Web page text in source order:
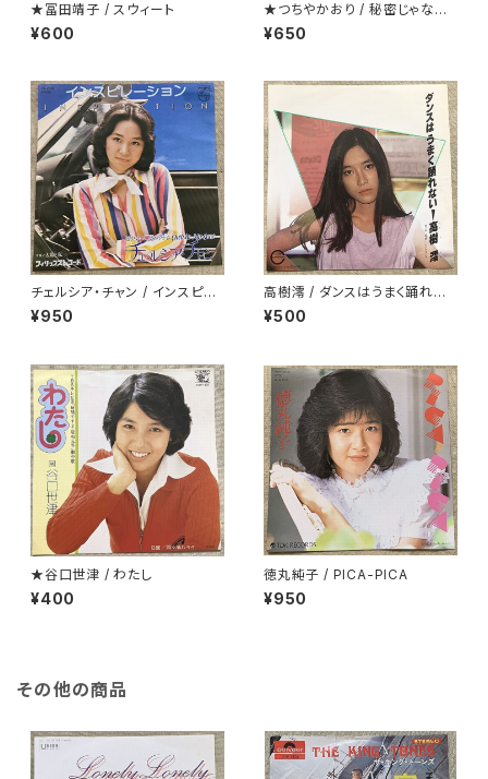
★冨田靖子 / スウィート
¥600
★つちやかおり / 秘密じゃない
けど秘密
¥650
チェルシア・チャン / インスピレ
ーション
¥950
高樹澪 / ダンスはうまく踊れな
い
¥500
★谷口世津 / わたし
¥400
徳丸純子 / PICA-PICA
¥950
その他の商品